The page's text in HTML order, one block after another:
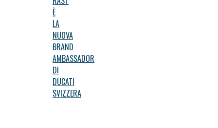
È
LA
NUOVA
BRAND
AMBASSADOR
DI
DUCATI
SVIZZERA